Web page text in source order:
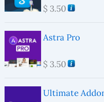
$3.50
Astra Pro
$3.50
Ultimate